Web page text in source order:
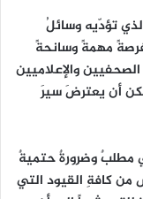
تؤدّيه وسائلُ
فرصةً مهمةً وسانحةً
والإعلاميين
أن يعترضَ سيرَ
مطلبٌ وضرورةٌ حتميةٌ
كافةِ القيود التي